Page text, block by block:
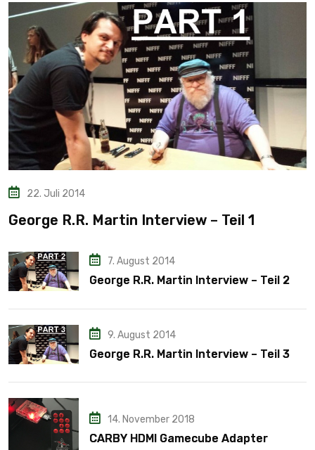
22. Juli 2014
George R.R. Martin Interview – Teil 1
7. August 2014
George R.R. Martin Interview – Teil 2
9. August 2014
George R.R. Martin Interview – Teil 3
14. November 2018
CARBY HDMI Gamecube Adapter